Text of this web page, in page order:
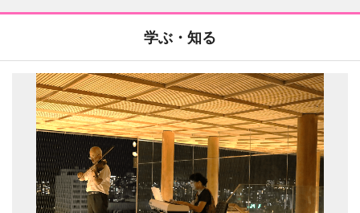
学ぶ・知る